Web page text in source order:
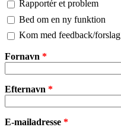
Rapportér et problem
Bed om en ny funktion
Kom med feedback/forslag
Fornavn *
Efternavn *
E-mailadresse *